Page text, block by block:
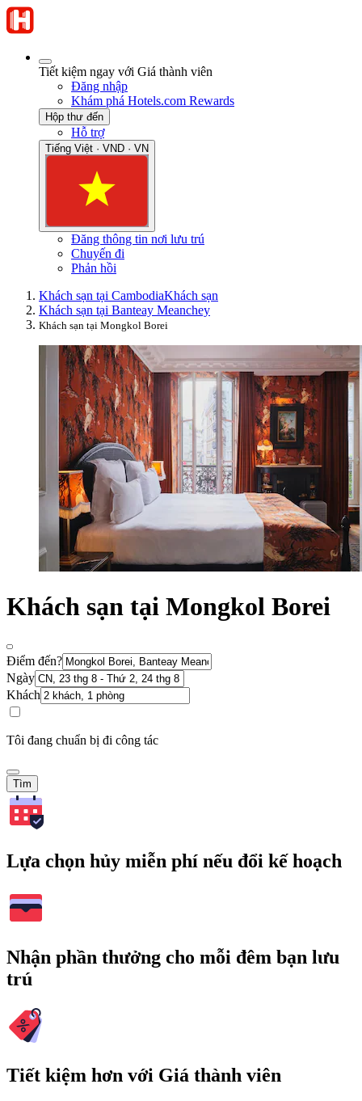
Tiết kiệm ngay với Giá thành viên
Đăng nhập
Khám phá Hotels.com Rewards
Hộp thư đến
Hỗ trợ
Tiếng Việt · VND · VN
Đăng thông tin nơi lưu trú
Chuyến đi
Phản hồi
Khách sạn tại CambodiaKhách sạn
Khách sạn tại Banteay Meanchey
Khách sạn tại Mongkol Borei
Khách sạn tại Mongkol Borei
Điểm đến?
Ngày
Khách
Tôi đang chuẩn bị đi công tác
Tìm
Lựa chọn hủy miễn phí nếu đổi kế hoạch
Nhận phần thưởng cho mỗi đêm bạn lưu
trú
Tiết kiệm hơn với Giá thành viên